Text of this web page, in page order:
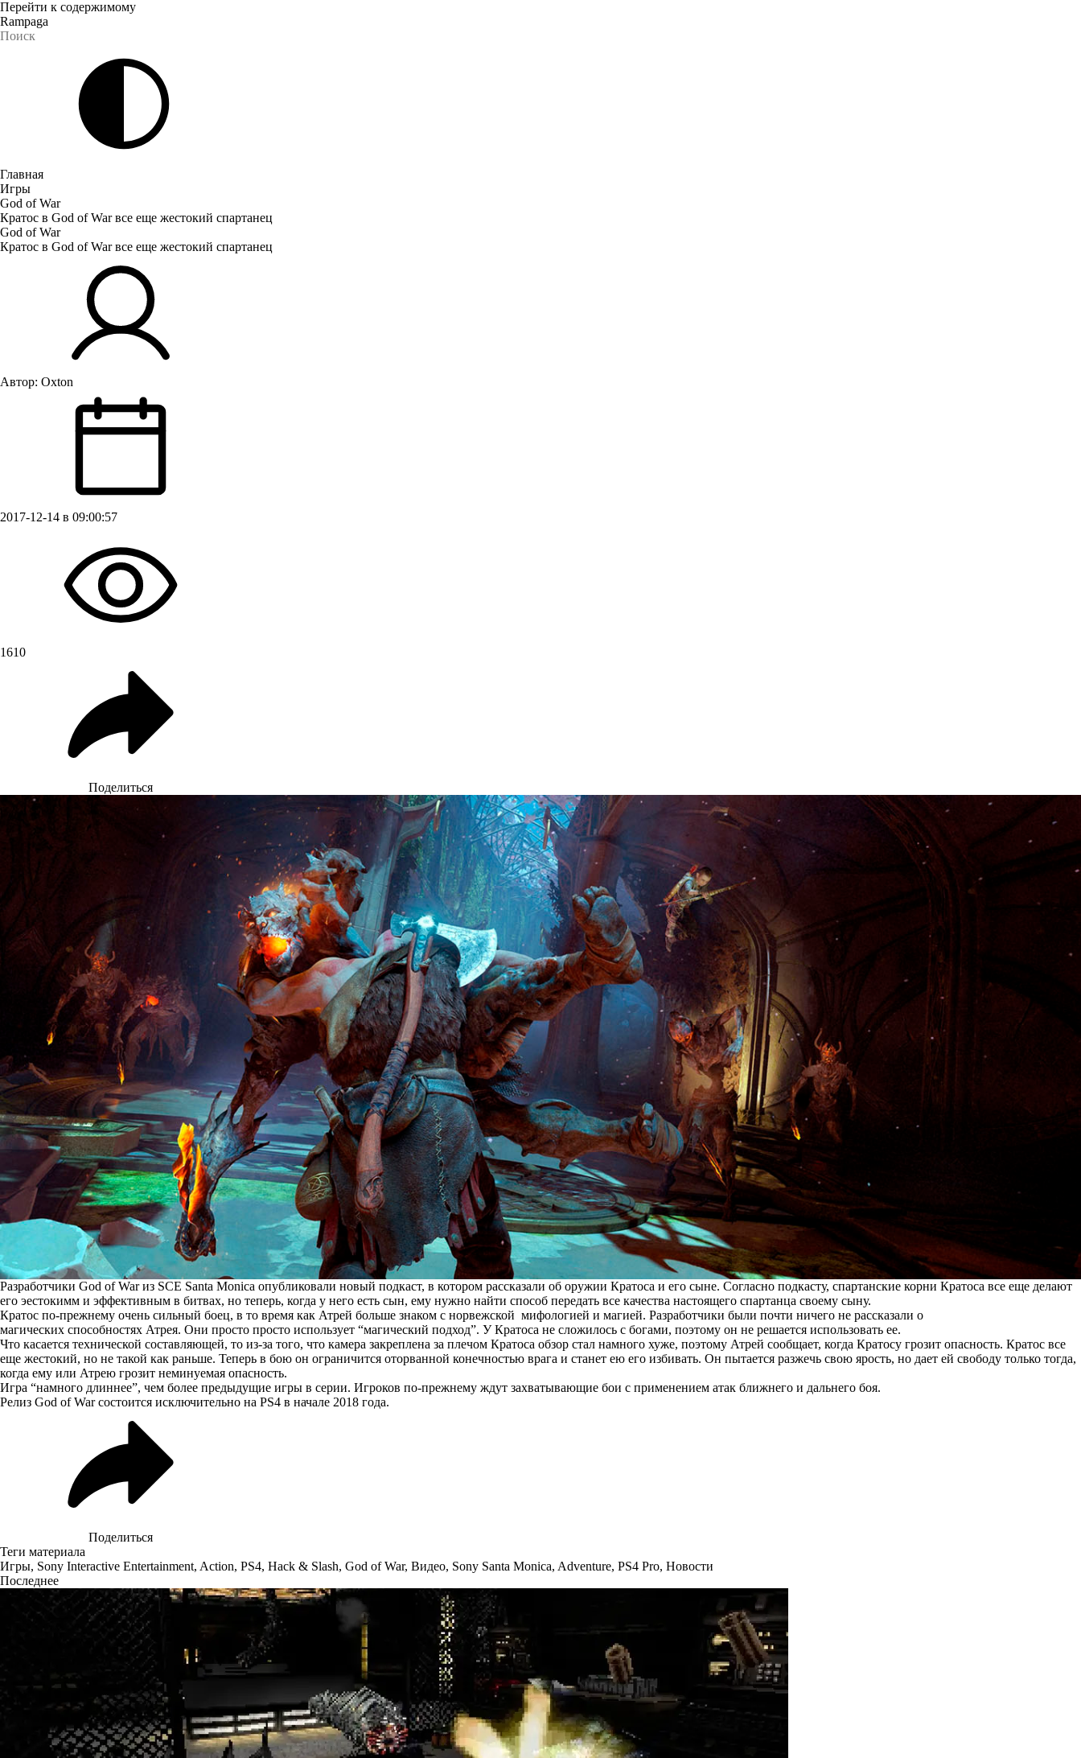
Перейти к содержимому
Rampaga
Главная
Игры
God of War
Кратос в God of War все еще жестокий спартанец
God of War
Кратос в God of War все еще жестокий спартанец
Автор: Oxton
2017-12-14 в 09:00:57
1610
Поделиться
Разработчики God of War из SCE Santa Monica опубликовали новый подкаст, в котором рассказали об оружии Кратоса и его сыне. Согласно подкасту, спартанские корни Кратоса все еще делают
его эестокимм и эффективным в битвах, но теперь, когда у него есть сын, ему нужно найти способ передать все качества настоящего спартанца своему сыну.
Кратос по-прежнему очень сильный боец, в то время как Атрей больше знаком с норвежской мифологией и магией. Разработчики были почти ничего не рассказали о
магических способностях Атрея. Они просто просто использует “магический подход”. У Кратоса не сложилось с богами, поэтому он не решается использовать ее.
Что касается технической составляющей, то из-за того, что камера закреплена за плечом Кратоса обзор стал намного хуже, поэтому Атрей сообщает, когда Кратосу грозит опасность. Кратос все
еще жестокий, но не такой как раньше. Теперь в бою он ограничится оторванной конечностью врага и станет ею его избивать. Он пытается разжечь свою ярость, но дает ей свободу только тогда,
когда ему или Атрею грозит неминуемая опасность.
Игра “намного длиннее”, чем более предыдущие игры в серии. Игроков по-прежнему ждут захватывающие бои с применением атак ближнего и дальнего боя.
Релиз God of War состоится исключительно на PS4 в начале 2018 года.
Поделиться
Теги материала
Игры, Sony Interactive Entertainment, Action, PS4, Hack & Slash, God of War, Видео, Sony Santa Monica, Adventure, PS4 Pro, Новости
Последнее